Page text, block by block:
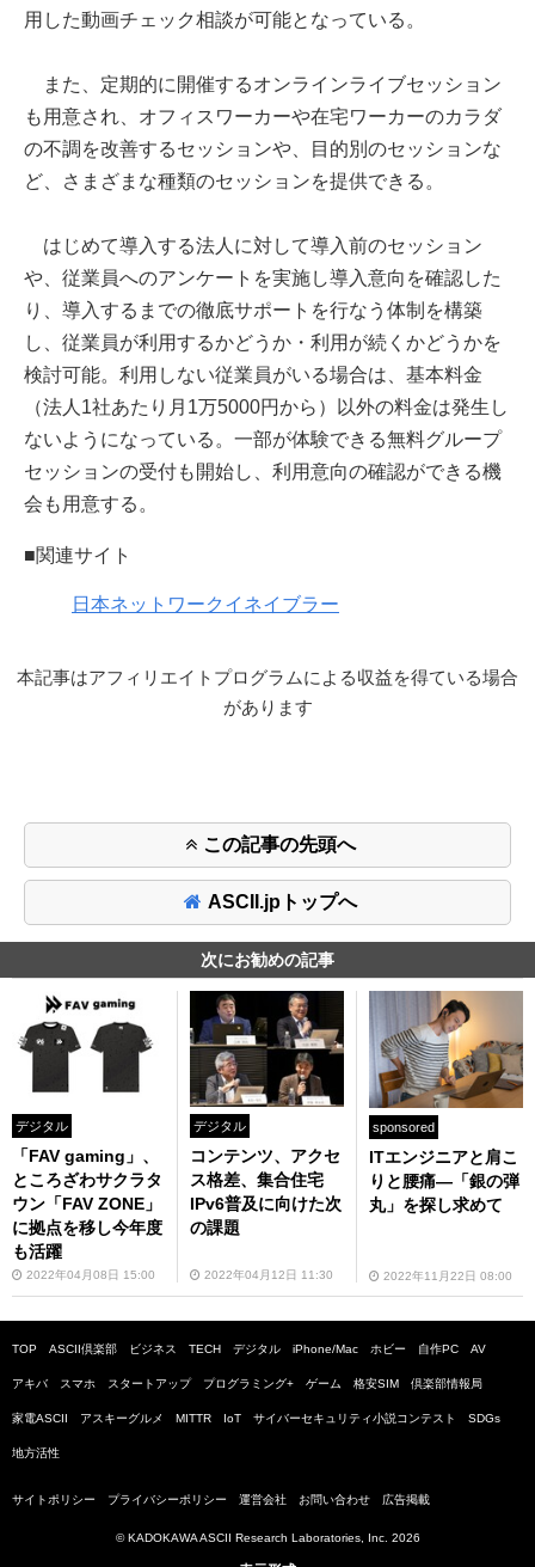
用した動画チェック相談が可能となっている。
また、定期的に開催するオンラインライブセッション
も用意され、オフィスワーカーや在宅ワーカーのカラダ
の不調を改善するセッションや、目的別のセッションな
ど、さまざまな種類のセッションを提供できる。
はじめて導入する法人に対して導入前のセッション
や、従業員へのアンケートを実施し導入意向を確認した
り、導入するまでの徹底サポートを行なう体制を構築
し、従業員が利用するかどうか・利用が続くかどうかを
検討可能。利用しない従業員がいる場合は、基本料金
（法人1社あたり月1万5000円から）以外の料金は発生し
ないようになっている。一部が体験できる無料グループ
セッションの受付も開始し、利用意向の確認ができる機
会も用意する。
■関連サイト
日本ネットワークイネイブラー
本記事はアフィリエイトプログラムによる収益を得ている場合
があります
この記事の先頭へ
ASCII.jpトップへ
次にお勧めの記事
デジタル
「FAV gaming」、
ところざわサクラタ
ウン「FAV ZONE」
に拠点を移し今年度
も活躍
2022年04月08日 15:00
デジタル
コンテンツ、アクセ
ス格差、集合住宅
IPv6普及に向けた次
の課題
2022年04月12日 11:30
sponsored
ITエンジニアと肩こ
りと腰痛―「銀の弾
丸」を探し求めて
2022年11月22日 08:00
TOP ASCII倶楽部 ビジネス TECH デジタル iPhone/Mac ホビー 自作PC AV
アキバ スマホ スタートアップ プログラミング+ ゲーム 格安SIM 倶楽部情報局
家電ASCII アスキーグルメ MITTR IoT サイバーセキュリティ小説コンテスト SDGs
地方活性
サイトポリシー プライバシーポリシー 運営会社 お問い合わせ 広告掲載
© KADOKAWA ASCII Research Laboratories, Inc. 2026